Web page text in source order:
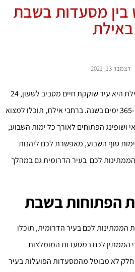
מסעדות בשבת
באילת
דצמבר 13, 2021
כבירת התיירות של ישראל, אילת היא עיר שוקקת חיים מסביב לשעון, 24
שעות ביממה, 7 ימים בשבוע ו-365 ימים בשנה. ברחבי אילת, תוכלו למצוא
ושופינג הפתוחים לאורך כל ימות השבוע,
סוף השבוע, מאפשרת לכם ליהנות
הממתינות לכם בעיר הדרומית גם במהלך
הפתוחות בשבת
הממתינות לכם בעיר הדרומית, תוכלו
הממתין לכם במסעדות המומלצות
חלק לא מבוטל מהמסעדות הפועלות בעיר